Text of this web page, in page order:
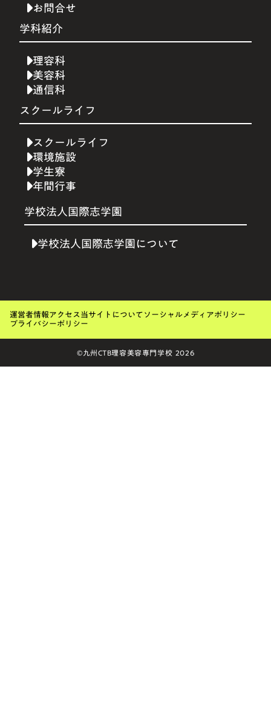
お問合せ
学科紹介
理容科
美容科
通信科
スクールライフ
スクールライフ
環境施設
学生寮
年間行事
学校法人国際志学園
学校法人国際志学園について
運営者情報アクセス当サイトについてソーシャルメディアポリシー
プライバシーポリシー
©九州CTB理容美容専門学校 2026